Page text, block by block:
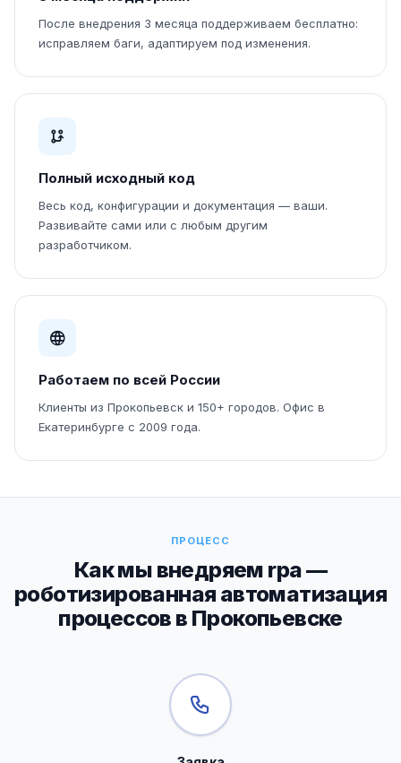
После внедрения 3 месяца поддерживаем бесплатно:
исправляем баги, адаптируем под изменения.
Полный исходный код
Весь код, конфигурации и документация — ваши.
Развивайте сами или с любым другим
разработчиком.
Работаем по всей России
Клиенты из Прокопьевск и 150+ городов. Офис в
Екатеринбурге с 2009 года.
ПРОЦЕСС
Как мы внедряем rpa —
роботизированная автоматизация
процессов в Прокопьевске